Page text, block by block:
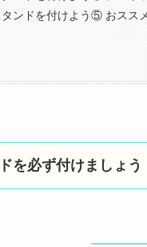
タンドを付けよう⑤ おスス
を必ず付けましょう